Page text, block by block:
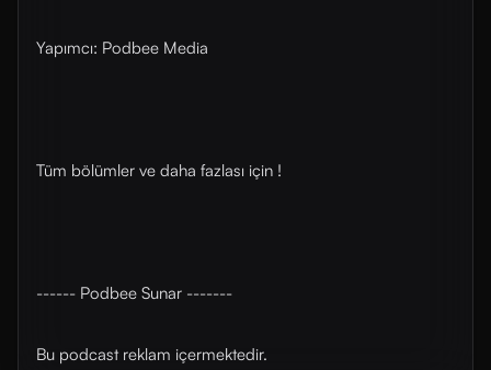
Yapımcı: Podbee Media
Tüm bölümler ve daha fazlası için !
------ Podbee Sunar -------
Bu podcast reklam içermektedir.